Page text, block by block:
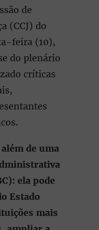
de
(CCJ) do
feira (10),
do plenário
críticas
de uma
ela pode
Estado
mais